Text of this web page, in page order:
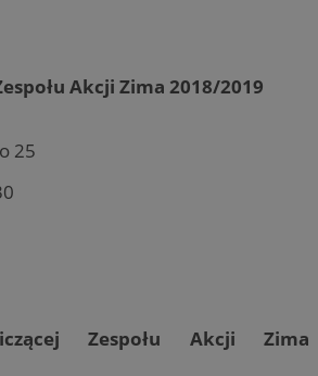
Akcji Zima 2018/2019
25
Zespołu Akcji Zima